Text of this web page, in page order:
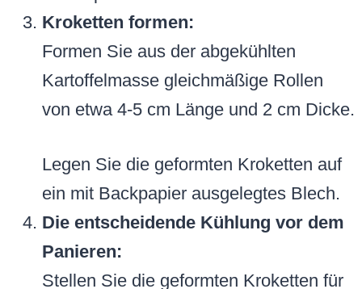
Kroketten formen:
Formen Sie aus der abgekühlten
Kartoffelmasse gleichmäßige Rollen
von etwa 4-5 cm Länge und 2 cm Dicke.
Legen Sie die geformten Kroketten auf
ein mit Backpapier ausgelegtes Blech.
Die entscheidende Kühlung vor dem
Panieren:
Stellen Sie die geformten Kroketten für